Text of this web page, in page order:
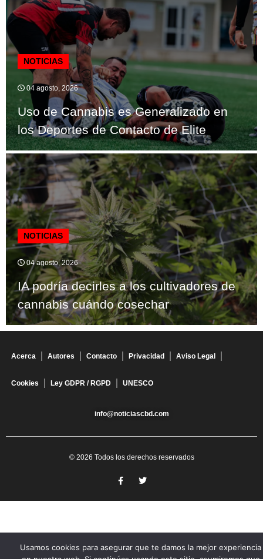
NOTICIAS
04 agosto, 2026
Uso de Cannabis es Generalizado en
los Deportes de Contacto de Elite
NOTICIAS
04 agosto, 2026
IA podría decirles a los cultivadores de
cannabis cuándo cosechar
Acerca Autores Contacto Privacidad Aviso Legal
Cookies Ley GDPR / RGPD UNESCO
info@noticiascbd.com
© 2026 Todos los derechos reservados
Usamos cookies para asegurar que te damos la mejor experiencia